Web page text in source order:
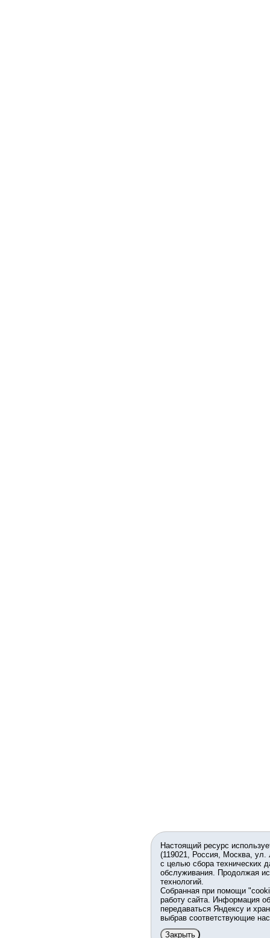
Настоящий ресурс
(119021, Россия, Москва,
с целью сбора технических
обслуживания. Продолжая
технологий.
Собранная при помощи
работу сайта. Информация
передаваться Яндексу и
выбрав соответствующие
Закрыть